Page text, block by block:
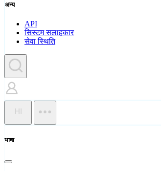
अन्य
API
सिस्टम सलाहकार
सेवा स्थिति
HI
भाषा